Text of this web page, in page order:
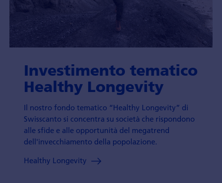
Investimento tematico
Healthy Longevity
Il nostro fondo tematico “Healthy Longevity” di
Swisscanto si concentra su società che rispondono
alle sfide e alle opportunità del megatrend
dell'invecchiamento della popolazione.
Healthy Longevity